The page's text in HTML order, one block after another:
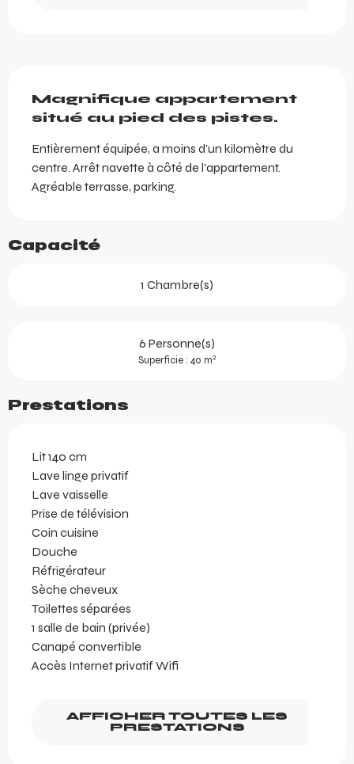
Magnifique appartement
situé au pied des pistes.
Entièrement équipée, a moins d'un kilomètre du
centre. Arrêt navette à côté de l'appartement.
Agréable terrasse, parking.
Capacité
1 Chambre(s)
6 Personne(s)
Superficie : 40 m2
Prestations
Lit 140 cm
Lave linge privatif
Lave vaisselle
Prise de télévision
Coin cuisine
Douche
Réfrigérateur
Sèche cheveux
Toilettes séparées
1 salle de bain (privée)
Canapé convertible
Accès Internet privatif Wifi
AFFICHER TOUTES LES
PRESTATIONS